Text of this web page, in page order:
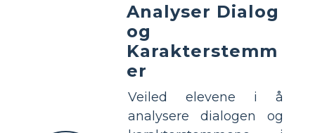
Analyser Dialog
og
Karakterstemm
er
Veiled elevene i å
analysere dialogen og